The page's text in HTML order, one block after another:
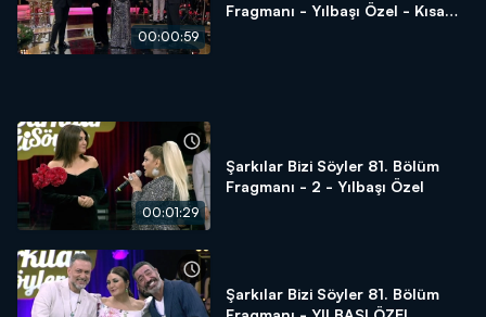
00:00:59
Fragmanı - Yılbaşı Özel - Kısa
00:01:29
Şarkılar Bizi Söyler 81. Bölüm
Fragmanı - 2 - Yılbaşı Özel
Şarkılar Bizi Söyler 81. Bölüm